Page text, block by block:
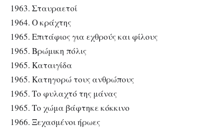
1963. Σταυραετοί
1964. Ο κράχτης
1965. Επιτάφιος για εχθρούς και φίλους
1965. Βρώμικη πόλις
1965. Καταιγίδα
1965. Κατηγορώ τους ανθρώπους
1965. Το φυλαχτό της μάνας
1965. Το χώμα βάφτηκε κόκκινο
1966. Ξεχασμένοι ήρωες